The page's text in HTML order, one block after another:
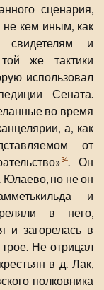
сценария,
не кем иным, как
и
же тактики
использовал
Сената.
во время
а, как
от
34. Он
Юлаево, но не он
и
в него,
и загорелась в
трое. Не отрицал
в д. Лак,
полковника